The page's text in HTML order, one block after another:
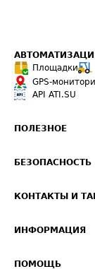
Площадки
GPS-
API ATI.SU
ПОЛЕЗНОЕ
Звезды ATI.SU на
Средние ставки
БЕЗОПАСНОСТЬ
Светофор+
О формировании
КОНТАКТЫ И
Реклама на сайте
ИНФОРМАЦИЯ
ПОМОЩЬ